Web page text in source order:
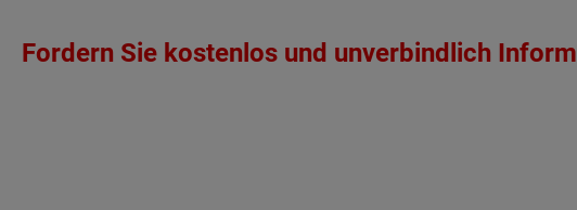
Fordern Sie kostenlos und unverbindlich